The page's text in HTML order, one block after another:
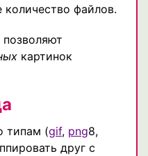
файлов.
картинок
типам (gif, png8,
друг с